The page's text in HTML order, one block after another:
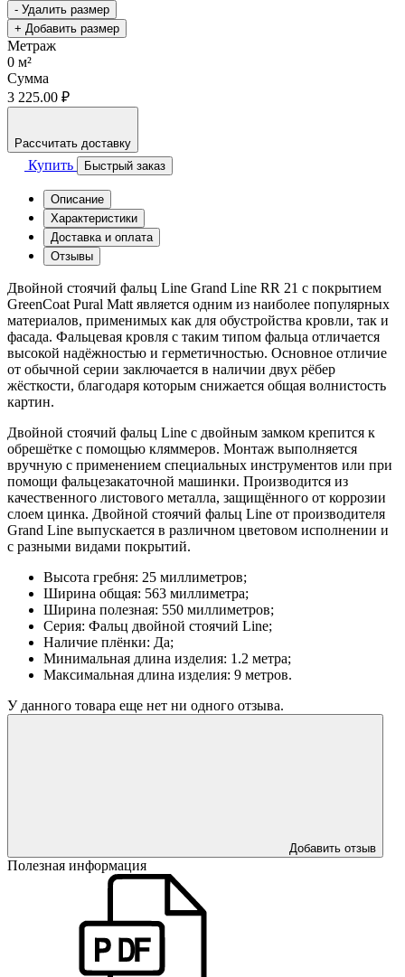
- Удалить размер
+ Добавить размер
Метраж
0 м²
Сумма
3 225.00 ₽
Рассчитать доставку
Купить Быстрый заказ
Описание
Характеристики
Доставка и оплата
Отзывы
Двойной стоячий фальц Line Grand Line RR 21 с покрытием
GreenCoat Pural Matt является одним из наиболее популярных
материалов, применимых как для обустройства кровли, так и
фасада. Фальцевая кровля с таким типом фальца отличается
высокой надёжностью и герметичностью. Основное отличие
от обычной серии заключается в наличии двух рёбер
жёсткости, благодаря которым снижается общая волнистость
картин.
Двойной стоячий фальц Line с двойным замком крепится к
обрешётке с помощью кляммеров. Монтаж выполняется
вручную с применением специальных инструментов или при
помощи фальцезакаточной машинки. Производится из
качественного листового металла, защищённого от коррозии
слоем цинка. Двойной стоячий фальц Line от производителя
Grand Line выпускается в различном цветовом исполнении и
с разными видами покрытий.
Высота гребня: 25 миллиметров;
Ширина общая: 563 миллиметра;
Ширина полезная: 550 миллиметров;
Серия: Фальц двойной стоячий Line;
Наличие плёнки: Да;
Минимальная длина изделия: 1.2 метра;
Максимальная длина изделия: 9 метров.
У данного товара еще нет ни одного отзыва.
Добавить отзыв
Полезная информация